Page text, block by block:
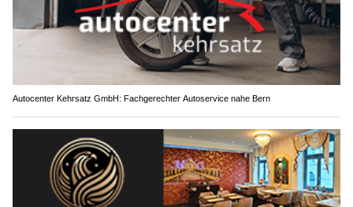
Autocenter Kehrsatz GmbH: Fachgerechter Autoservice nahe Bern